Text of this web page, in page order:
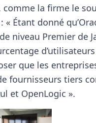
comme la firme le
« Étant donné
niveau Premier de
d’utilisateurs
que les
fournisseurs tiers
et OpenLogic ».